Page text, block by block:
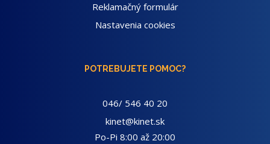
Reklamačný formulár
Nastavenia cookies
POTREBUJETE POMOC?
046/ 546 40 20
kinet@kinet.sk
Po-Pi 8:00 až 20:00